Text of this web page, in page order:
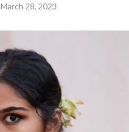
March 28, 2023